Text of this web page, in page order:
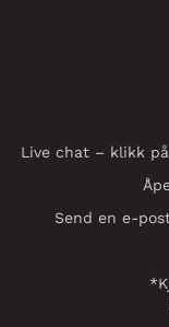
Live chat – klikk
Send en e-